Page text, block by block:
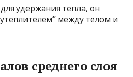
удержания тепла, он
между телом и
среднего слоя